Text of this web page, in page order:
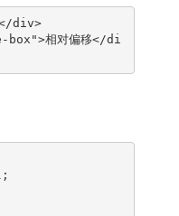
div>
相对偏移</di